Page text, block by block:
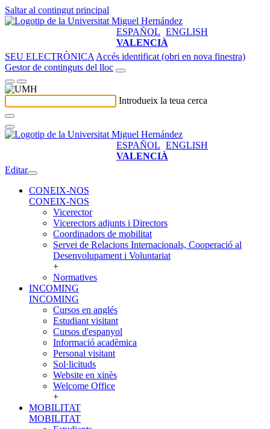
Saltar al contingut principal
ESPAÑOL ENGLISH
VALENCIÀ
SEU ELECTRÒNICA Accés identificat (obri en nova finestra)
Gestor de continguts del lloc
Introdueix la teua cerca
ESPAÑOL ENGLISH
VALENCIÀ
Editar
CONEIX-NOS
CONEIX-NOS
Vicerector
Vicerectors adjunts i Directors
Coordinadors de mobilitat
Servei de Relacions Internacionals, Cooperació al
Desenvolupament i Voluntariat
+
Normatives
INCOMING
INCOMING
Cursos en anglés
Estudiant visitant
Cursos d'espanyol
Informació acadèmica
Personal visitant
Sol·licituds
Website en xinès
Welcome Office
+
MOBILITAT
MOBILITAT